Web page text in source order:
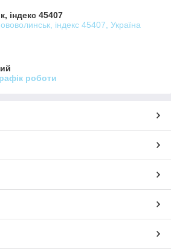
індекс 45407
індекс 45407, Україна
роботи